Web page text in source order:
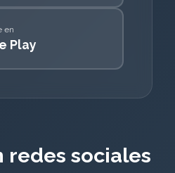
en
Play
redes sociales